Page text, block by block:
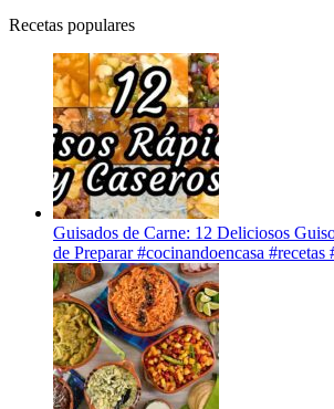
Recetas populares
Guisados de Carne: 12 Deliciosos
de Preparar #cocinandoencasa #recetas